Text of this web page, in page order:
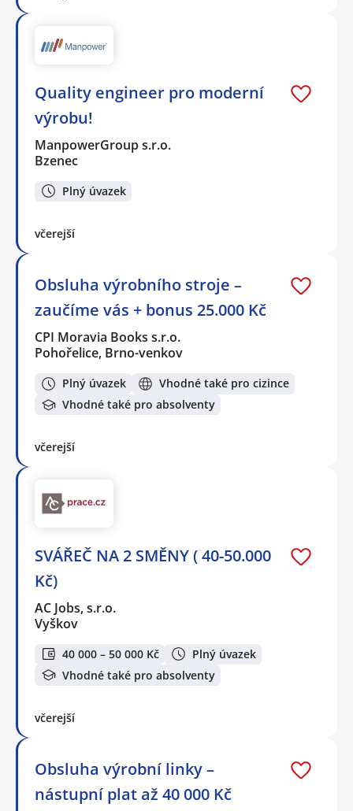
Quality engineer pro moderní
výrobu!
ManpowerGroup s.r.o.
Bzenec
Plný úvazek
včerejší
Obsluha výrobního stroje –
zaučíme vás + bonus 25.000 Kč
CPI Moravia Books s.r.o.
Pohořelice, Brno-venkov
Plný úvazek
Vhodné také pro cizince
Vhodné také pro absolventy
včerejší
SVÁŘEČ NA 2 SMĚNY ( 40-50.000
Kč)
AC Jobs, s.r.o.
Vyškov
40 000 – 50 000 Kč
Plný úvazek
Vhodné také pro absolventy
včerejší
Obsluha výrobní linky –
nástupní plat až 40 000 Kč